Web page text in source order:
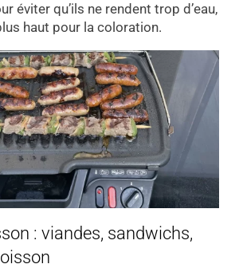
éviter qu’ils ne rendent trop d’eau,
haut pour la coloration.
: viandes, sandwichs,